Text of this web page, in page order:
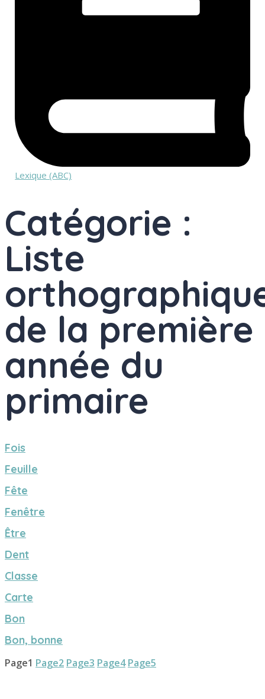
Lexique (ABC)
Catégorie :
Liste
de la première
année du
primaire
Fois
Feuille
Fête
Fenêtre
Être
Dent
Classe
Carte
Bon
Bon, bonne
Page1 Page2 Page3 Page4 Page5